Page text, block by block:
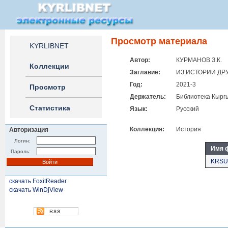
KYRLIBNET
Коллекции
Просмотр
Статистика
Авторизация
Логин:
Пароль:
скачать FoxitReader
скачать WinDjView
Просмотр материала
Автор:
КУРМАНОВ З.К.
Заглавие:
ИЗ ИСТОРИИ
Год:
2021-3
Держатель:
Библиотека
Язык:
Русский
Коллекция: История
Имя